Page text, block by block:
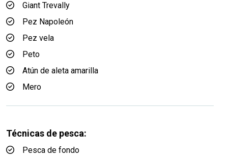
Giant Trevally
Pez Napoleón
Pez vela
Peto
Atún de aleta amarilla
Mero
Técnicas de pesca:
Pesca de fondo